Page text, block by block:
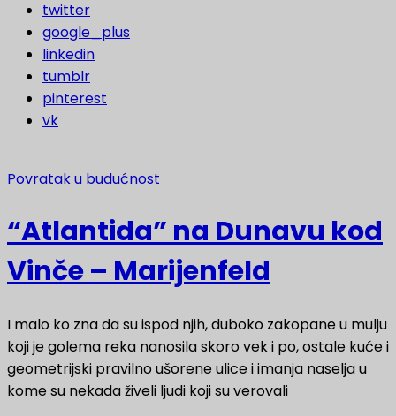
twitter
google_plus
linkedin
tumblr
pinterest
vk
Povratak u budućnost
“Atlantida” na Dunavu kod
Vinče – Marijenfeld
I malo ko zna da su ispod njih, duboko zakopane u mulju
koji je golema reka nanosila skoro vek i po, ostale kuće i
geometrijski pravilno ušorene ulice i imanja naselja u
kome su nekada živeli ljudi koji su verovali